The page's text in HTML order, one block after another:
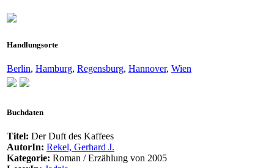
Handlungsorte
Berlin, Hamburg, Regensburg, Hannover, Wien
Buchdaten
Titel: Der Duft des Kaffees
AutorIn: Rekel, Gerhard J.
Kategorie: Roman / Erzählung von 2005